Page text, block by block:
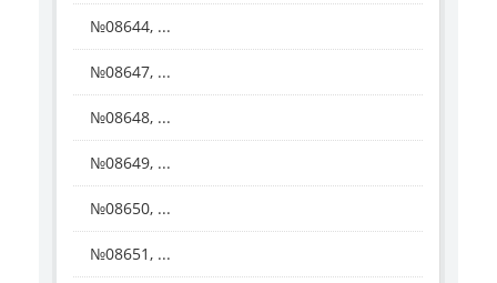
№08644, ...
№08647, ...
№08648, ...
№08649, ...
№08650, ...
№08651, ...